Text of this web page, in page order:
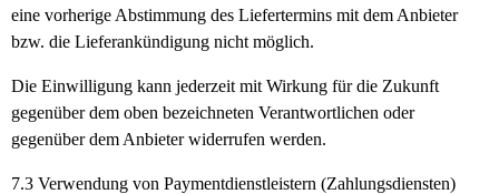
eine vorherige Abstimmung des Liefertermins mit dem Anbieter
bzw. die Lieferankündigung nicht möglich.
Die Einwilligung kann jederzeit mit Wirkung für die Zukunft
gegenüber dem oben bezeichneten Verantwortlichen oder
gegenüber dem Anbieter widerrufen werden.
7.3 Verwendung von Paymentdienstleistern (Zahlungsdiensten)